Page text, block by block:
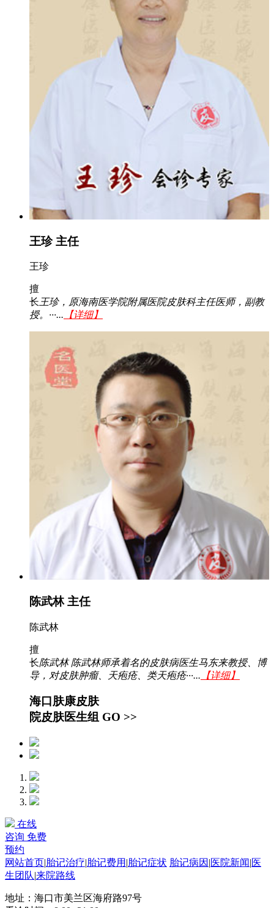
王珍 主任
王珍
擅
长王珍，原海南医学院附属医院皮肤科主任医师，副教
授。···... 【详细】
陈武林 主任
陈武林
擅
长陈武林 陈武林师承着名的皮肤病医生马东来教授、博
导，对皮肤肿瘤、天疱疮、类天疱疮···... 【详细】
海口肤康皮肤
院皮肤医生组 GO >>
在线
咨询 免费
预约
网站首页|胎记治疗|胎记费用 |胎记症状 胎记病因 |医院新闻|医
生团队|来院路线
地址：海口市美兰区海府路97号